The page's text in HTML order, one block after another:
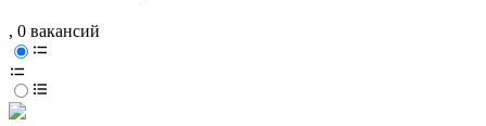
, 0 вакансий